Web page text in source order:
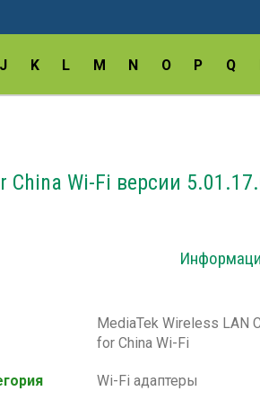
J K L M N O P Q
China Wi-Fi версии
MediaTek Wireless LAN
for China Wi-Fi
Wi-Fi адаптеры